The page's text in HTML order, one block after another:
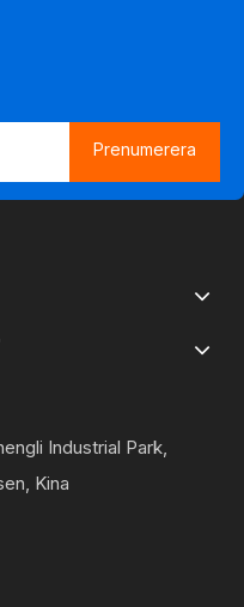
Prenumerera
Industrial Park,
Kina